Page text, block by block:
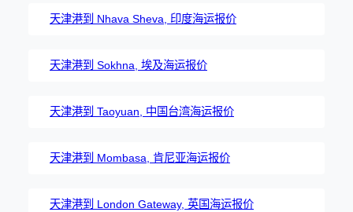
天津港到 Nhava Sheva, 印度海运报价
天津港到 Sokhna, 埃及海运报价
天津港到 Taoyuan, 中国台湾海运报价
天津港到 Mombasa, 肯尼亚海运报价
天津港到 London Gateway, 英国海运报价